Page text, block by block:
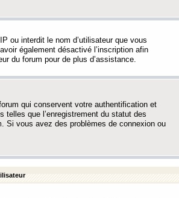
ou interdit le nom d’utilisateur que vous
également désactivé l’inscription afin
du forum pour de plus d’assistance.
qui conservent votre authentification et
telles que l’enregistrement du statut des
Si vous avez des problèmes de connexion ou